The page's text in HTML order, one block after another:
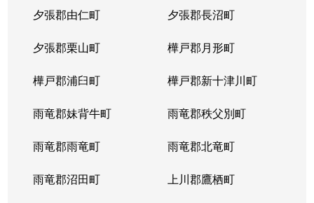
夕張郡由仁町 夕張郡長沼町
夕張郡栗山町 樺戸郡月形町
樺戸郡浦臼町 樺戸郡新十津川町
雨竜郡妹背牛町 雨竜郡秩父別町
雨竜郡雨竜町 雨竜郡北竜町
雨竜郡沼田町 上川郡鷹栖町